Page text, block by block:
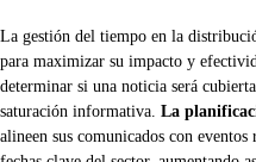
La gestión del tiempo en la distribución de notas de prensa es fundamental
para maximizar su impacto y
determinar si una noticia será
saturación informativa. La
alineen sus comunicados con